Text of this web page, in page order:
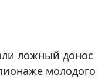
ложный донос
молодого